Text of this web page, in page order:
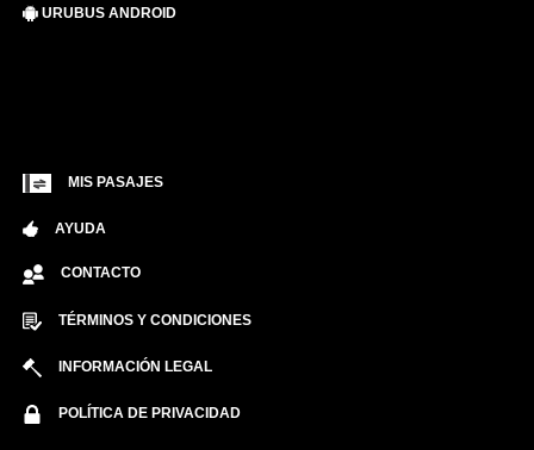
URUBUS ANDROID
MIS PASAJES
AYUDA
CONTACTO
TÉRMINOS Y CONDICIONES
INFORMACIÓN LEGAL
POLÍTICA DE PRIVACIDAD